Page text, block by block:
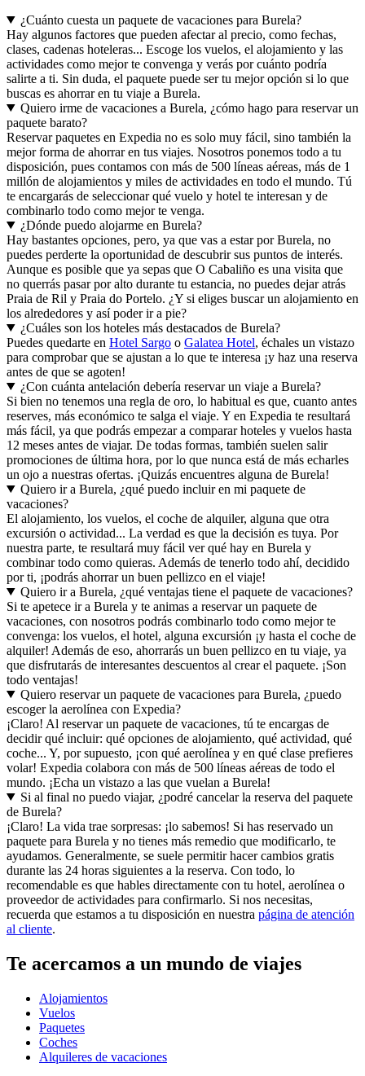
¿Cuánto cuesta un paquete de vacaciones para Burela?
Hay algunos factores que pueden afectar al precio, como fechas,
clases, cadenas hoteleras... Escoge los vuelos, el alojamiento y las
actividades como mejor te convenga y verás por cuánto podría
salirte a ti. Sin duda, el paquete puede ser tu mejor opción si lo que
buscas es ahorrar en tu viaje a Burela.
Quiero irme de vacaciones a Burela, ¿cómo hago para reservar un
paquete barato?
Reservar paquetes en Expedia no es solo muy fácil, sino también la
mejor forma de ahorrar en tus viajes. Nosotros ponemos todo a tu
disposición, pues contamos con más de 500 líneas aéreas, más de 1
millón de alojamientos y miles de actividades en todo el mundo. Tú
te encargarás de seleccionar qué vuelo y hotel te interesan y de
combinarlo todo como mejor te venga.
¿Dónde puedo alojarme en Burela?
Hay bastantes opciones, pero, ya que vas a estar por Burela, no
puedes perderte la oportunidad de descubrir sus puntos de interés.
Aunque es posible que ya sepas que O Cabaliño es una visita que
no querrás pasar por alto durante tu estancia, no puedes dejar atrás
Praia de Ril y Praia do Portelo. ¿Y si eliges buscar un alojamiento en
los alrededores y así poder ir a pie?
¿Cuáles son los hoteles más destacados de Burela?
Puedes quedarte en Hotel Sargo o Galatea Hotel, échales un vistazo
para comprobar que se ajustan a lo que te interesa ¡y haz una reserva
antes de que se agoten!
¿Con cuánta antelación debería reservar un viaje a Burela?
Si bien no tenemos una regla de oro, lo habitual es que, cuanto antes
reserves, más económico te salga el viaje. Y en Expedia te resultará
más fácil, ya que podrás empezar a comparar hoteles y vuelos hasta
12 meses antes de viajar. De todas formas, también suelen salir
promociones de última hora, por lo que nunca está de más echarles
un ojo a nuestras ofertas. ¡Quizás encuentres alguna de Burela!
Quiero ir a Burela, ¿qué puedo incluir en mi paquete de
vacaciones?
El alojamiento, los vuelos, el coche de alquiler, alguna que otra
excursión o actividad... La verdad es que la decisión es tuya. Por
nuestra parte, te resultará muy fácil ver qué hay en Burela y
combinar todo como quieras. Además de tenerlo todo ahí, decidido
por ti, ¡podrás ahorrar un buen pellizco en el viaje!
Quiero ir a Burela, ¿qué ventajas tiene el paquete de vacaciones?
Si te apetece ir a Burela y te animas a reservar un paquete de
vacaciones, con nosotros podrás combinarlo todo como mejor te
convenga: los vuelos, el hotel, alguna excursión ¡y hasta el coche de
alquiler! Además de eso, ahorrarás un buen pellizco en tu viaje, ya
que disfrutarás de interesantes descuentos al crear el paquete. ¡Son
todo ventajas!
Quiero reservar un paquete de vacaciones para Burela, ¿puedo
escoger la aerolínea con Expedia?
¡Claro! Al reservar un paquete de vacaciones, tú te encargas de
decidir qué incluir: qué opciones de alojamiento, qué actividad, qué
coche... Y, por supuesto, ¡con qué aerolínea y en qué clase prefieres
volar! Expedia colabora con más de 500 líneas aéreas de todo el
mundo. ¡Echa un vistazo a las que vuelan a Burela!
Si al final no puedo viajar, ¿podré cancelar la reserva del paquete
de Burela?
¡Claro! La vida trae sorpresas: ¡lo sabemos! Si has reservado un
paquete para Burela y no tienes más remedio que modificarlo, te
ayudamos. Generalmente, se suele permitir hacer cambios gratis
durante las 24 horas siguientes a la reserva. Con todo, lo
recomendable es que hables directamente con tu hotel, aerolínea o
proveedor de actividades para confirmarlo. Si nos necesitas,
recuerda que estamos a tu disposición en nuestra página de atención
al cliente.
Te acercamos a un mundo de viajes
Alojamientos
Vuelos
Paquetes
Coches
Alquileres de vacaciones